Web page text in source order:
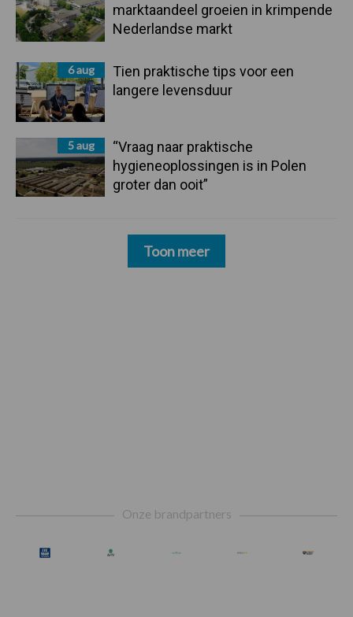
marktaandeel groeien in krimpende
Nederlandse markt
6 aug
Tien praktische tips voor een
langere levensduur
5 aug
“Vraag naar praktische
hygieneoplossingen is in Polen
groter dan ooit”
Toon meer
Onze brandpartners